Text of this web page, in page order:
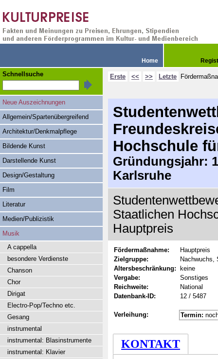
Home
Erste << >> Letzte
Hochschule
Gründungsjahr:
Karlsruhe
Staatlichen
Hauptpreis
Fördermaßnahme:
Hauptpreis
Zielgruppe:
Nachwuchs,
Altersbeschränkung:
keine
Vergabe:
Sonstiges
Reichweite:
National
Datenbank-ID:
12 / 5487
Verleihung: Termin:
KONTAKT
Schnellsuche
Neue Auszeichnungen
Allgemein/Spartenübergreifend
Architektur/Denkmalpflege
Bildende Kunst
Darstellende Kunst
Design/Gestaltung
Film
Literatur
Medien/Publizistik
Musik
A cappella
besondere Verdienste
Chanson
Chor
Dirigat
Electro-Pop/Techno etc.
Gesang
instrumental
instrumental: Blasinstrumente
instrumental: Klavier